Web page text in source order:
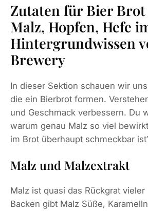
Zutaten für Bier Brot
Malz, Hopfen, Hefe
Hintergrundwissen
Brewery
In dieser Sektion schauen wir
die ein Bierbrot formen.
und Geschmack verbessern. Du
warum genau Malz so viel
im Brot überhaupt schmeckbar
Malz und Malzextrakt
Malz ist quasi das Rückgrat
Backen gibt Malz Süße,